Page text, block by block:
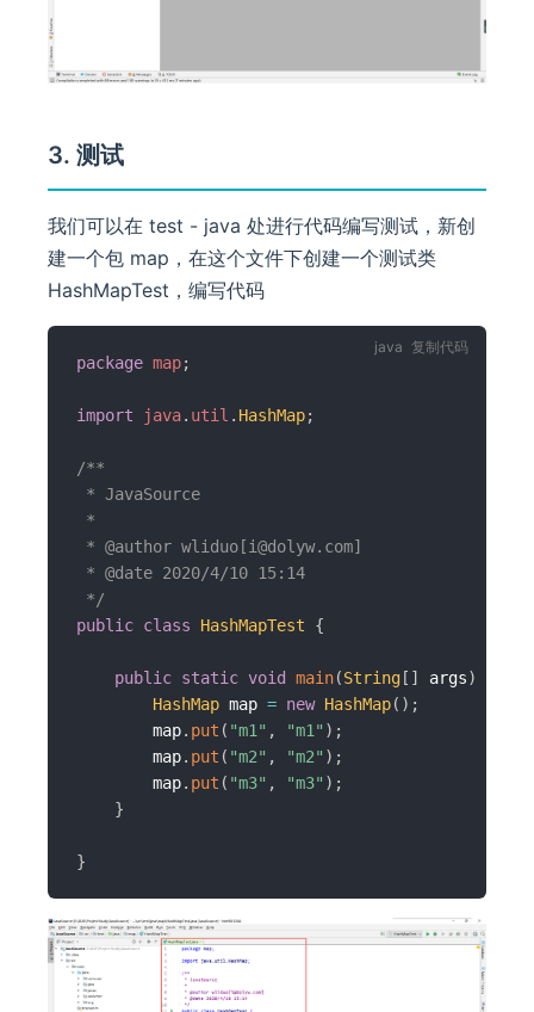
3. 测试
我们可以在 test - java 处进行代码编写测试，新创
建一个包 map，在这个文件下创建一个测试类
HashMapTest，编写代码
package map;
import java. util . HashMap;
/**
* JavaSource
*
* @author wliduo[i@dolyw.com]
* @date 2020/4/10 15:14
*/
public class HashMapTest {
public static void main(String [ ] args)
HashMap map = new HashMap( ) ;
        map
. put ( "m1" , "m1" ) ;
        map
. put ( "m2" , "m2" ) ;
        map
. put ( "m3" , "m3" ) ;
}
}
复制代码